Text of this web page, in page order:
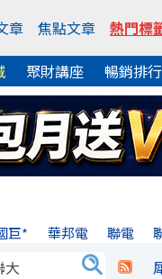
章 焦點文章 熱門標
聚財講座 暢銷排行
巨* 華邦電 聯電